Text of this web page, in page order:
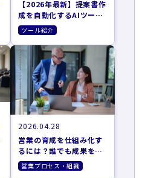
【2026年最新】提案書作
成を自動化するAIツール
おすすめ9選｜営業準備
を効率化する選び方
ツール紹介
2026.04.28
営業の育成を仕組み化す
るには？誰でも成果を出
せるAIターゲティング活
用法
営業プロセス・組織